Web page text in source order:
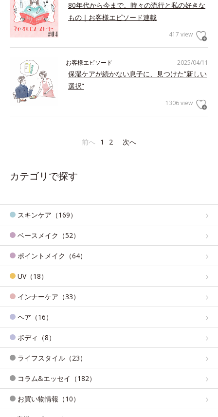
80年代から今まで。時々の流行と私の好きな
もの｜お客様エピソード連載
417 view
2025/04/11
お客様エピソード
保湿ケアが続かない息子に、見つけた”新しい
選択”
1306 view
前へ 1 2 次へ
カテゴリで探す
スキンケア（169）
ベースメイク（52）
ポイントメイク（64）
UV（18）
インナーケア（33）
ヘア（16）
ボディ（8）
ライフスタイル（23）
コラム&エッセイ（182）
お買い物情報（10）